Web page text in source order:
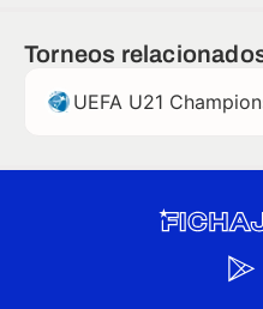
Torneos
UEFA U21